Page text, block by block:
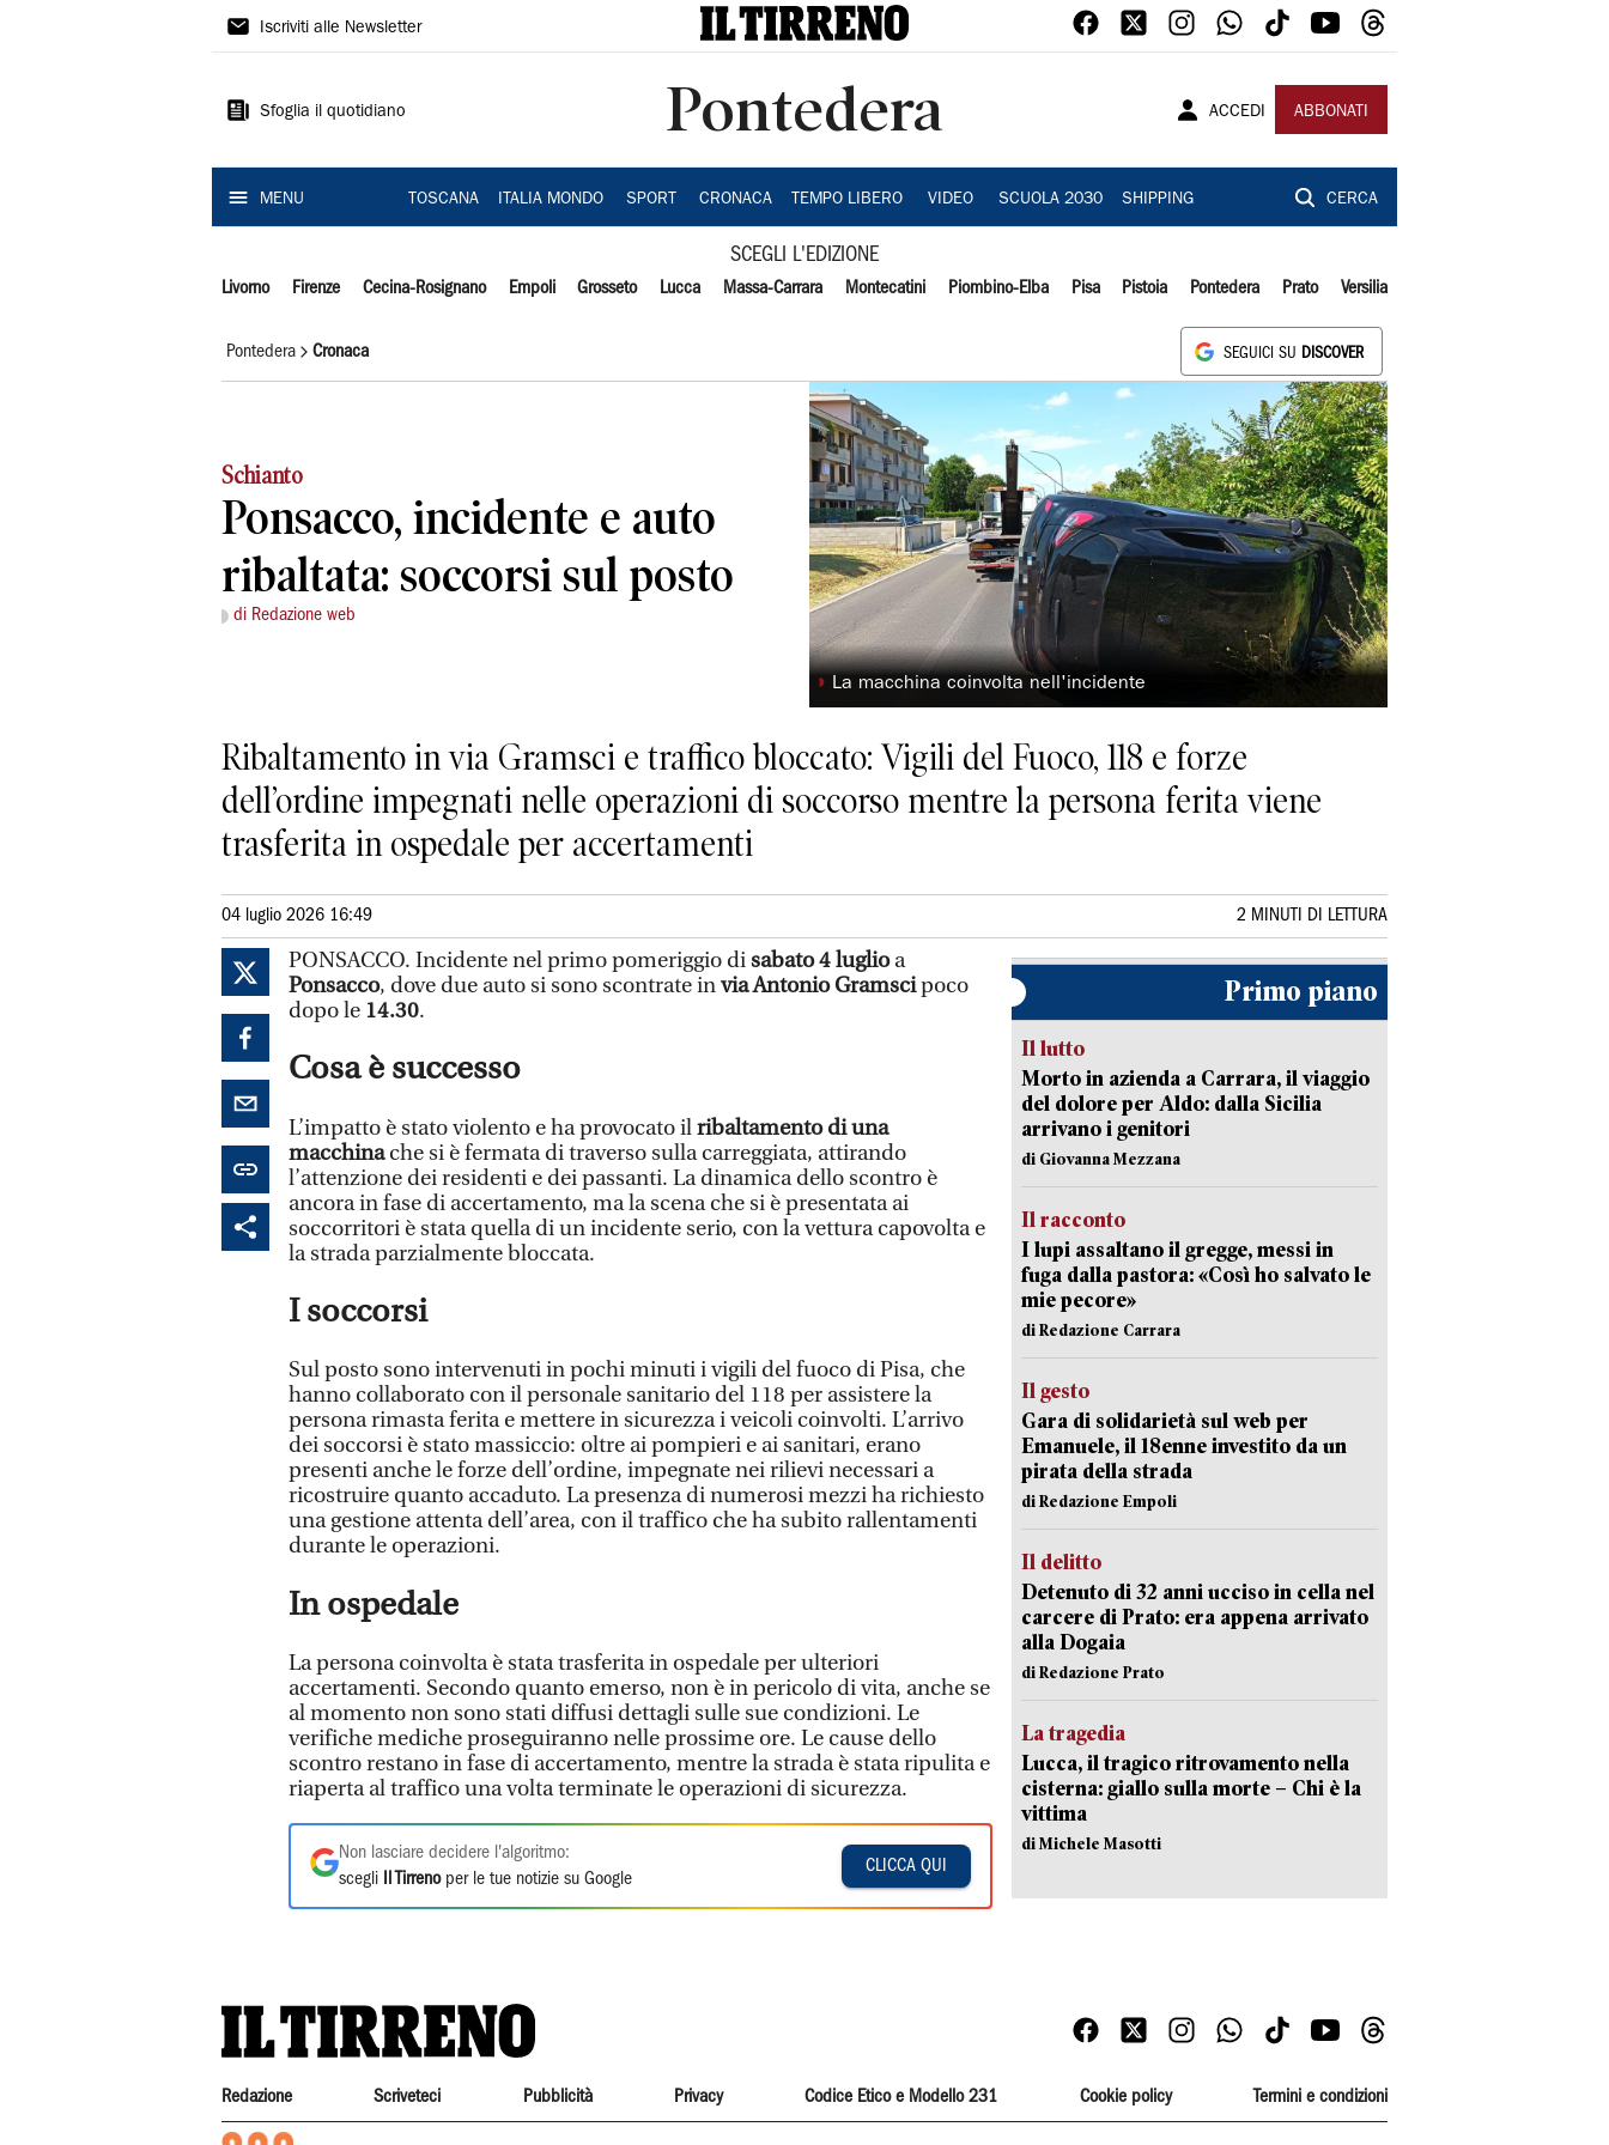
Il
Iscriviti alle Newsletter
Sfoglia il quotidiano Pontedera ACCEDI ABBONATI
MENU TOSCANA ITALIA MONDO SPORT CRONACA TEMPO LIBERO VIDEO SCUOLA 2030 SHIPPING CERCA
SCEGLI L'EDIZIONE
Livorno Firenze Cecina-Rosignano Empoli Grosseto Lucca Massa-Carrara Montecatini Piombino-Elba Pisa Pistoia Pontedera Prato Versilia
Pontedera Cronaca SEGUICI SU DISCOVER
Schianto
Ponsacco, incidente e auto
ribaltata: soccorsi sul posto
di Redazione web
◗ La macchina coinvolta nell'incidente
Ribaltamento in via Gramsci e traffico bloccato: Vigili del Fuoco, 118 e forze
dell’ordine impegnati nelle operazioni di soccorso mentre la persona ferita viene
trasferita in ospedale per accertamenti
04 luglio 2026 16:49 2 MINUTI DI LETTURA
PONSACCO. Incidente nel primo pomeriggio disabato 4 luglioa
Ponsacco, dove due auto si sono scontrate invia Antonio Gramscipoco
dopo le 14.30.
Cosa è successo
L’impatto è stato violento e ha provocato ilribaltamento di una
macchinache si è fermata di traverso sulla carreggiata, attirando
l’attenzione dei residenti e dei passanti. La dinamica dello scontro è
ancora in fase di accertamento, ma la scena che si è presentata ai
soccorritori è stata quella di un incidente serio, con la vettura capovolta e
la strada parzialmente bloccata.
I soccorsi
Sul posto sono intervenuti in pochi minuti i vigili del fuoco di Pisa, che
hanno collaborato con il personale sanitario del 118 per assistere la
persona rimasta ferita e mettere in sicurezza i veicoli coinvolti. L’arrivo
dei soccorsi è stato massiccio: oltre ai pompieri e ai sanitari, erano
presenti anche le forze dell’ordine, impegnate nei rilievi necessari a
ricostruire quanto accaduto. La presenza di numerosi mezzi ha richiesto
una gestione attenta dell’area, con il traffico che ha subito rallentamenti
durante le operazioni.
In ospedale
La persona coinvolta è stata trasferita in ospedale per ulteriori
accertamenti. Secondo quanto emerso, non è in pericolo di vita, anche se
al momento non sono stati diffusi dettagli sulle sue condizioni. Le
verifiche mediche proseguiranno nelle prossime ore. Le cause dello
scontro restano in fase di accertamento, mentre la strada è stata ripulita e
riaperta al traffico una volta terminate le operazioni di sicurezza.
Non lasciare decidere l'algoritmo:
scegli
Il Tirrenoper le tue notizie su Google
CLICCA QUI
Primo piano
Il lutto
Morto in azienda a Carrara, il viaggio
del dolore per Aldo: dalla Sicilia
arrivano i genitori
di Giovanna Mezzana
Il racconto
I lupi assaltano il gregge, messi in
fuga dalla pastora: «Così ho salvato le
mie pecore»
di Redazione Carrara
Il gesto
Gara di solidarietà sul web per
Emanuele, il 18enne investito da un
pirata della strada
di Redazione Empoli
Il delitto
Detenuto di 32 anni ucciso in cella nel
carcere di Prato: era appena arrivato
alla Dogaia
di Redazione Prato
La tragedia
Lucca, il tragico ritrovamento nella
cisterna: giallo sulla morte – Chi è la
vittima
di Michele Masotti
Redazione Scriveteci Pubblicità Privacy Codice Etico e Modello 231 Cookie policy Termini e condizioni